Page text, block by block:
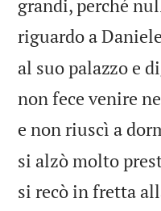
grandi, perché
riguardo a
al suo palazzo e
non fece venire
e non riuscì a
si alzò molto
si recò in fretta